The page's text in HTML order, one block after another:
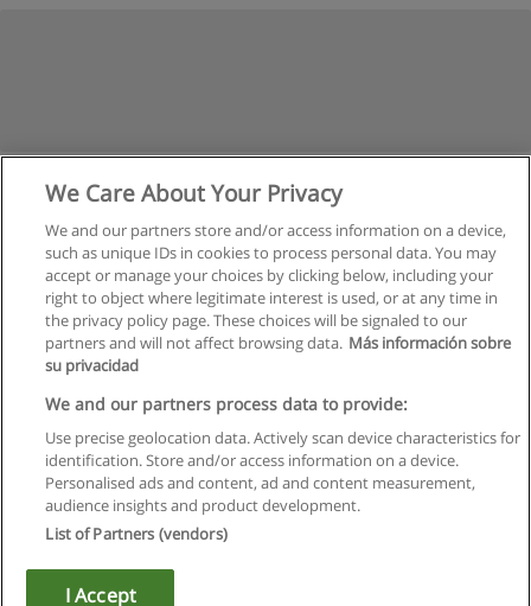
Règles d'utilisation
Confidentialité des données
Contacter Educaedu
Copyright © Educaedu Business S.L. - CIF : B-95610580: -
We Care About Your Privacy
We and our partners store and/or access information on a device,
such as unique IDs in cookies to process personal data. You may
accept or manage your choices by clicking below, including your
right to object where legitimate interest is used, or at any time in
the privacy policy page. These choices will be signaled to our
partners and will not affect browsing data. Más información sobre
su privacidad
We and our partners process data to provide:
Use precise geolocation data. Actively scan device characteristics for
identification. Store and/or access information on a device.
Personalised ads and content, ad and content measurement,
audience insights and product development.
List of Partners (vendors)
I Accept